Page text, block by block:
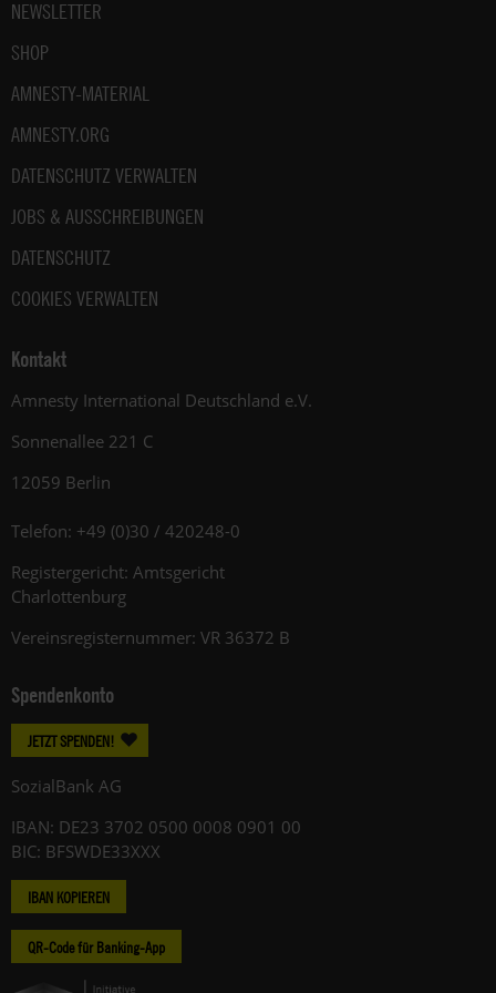
NEWSLETTER
SHOP
AMNESTY-MATERIAL
AMNESTY.ORG
DATENSCHUTZ VERWALTEN
JOBS & AUSSCHREIBUNGEN
DATENSCHUTZ
COOKIES VERWALTEN
Kontakt
Amnesty International Deutschland e.V.
Sonnenallee 221 C
12059 Berlin
Telefon: +49 (0)30 / 420248-0
Registergericht: Amtsgericht
Charlottenburg
Vereinsregisternummer: VR 36372 B
Spendenkonto
JETZT SPENDEN!
SozialBank AG
IBAN: DE23 3702 0500 0008 0901 00
BIC: BFSWDE33XXX
IBAN KOPIEREN
QR-Code für Banking-App